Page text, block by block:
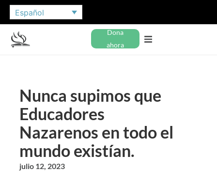
Español
Dona
ahora
Nunca supimos que
Educadores
Nazarenos en todo el
mundo existían.
julio 12, 2023